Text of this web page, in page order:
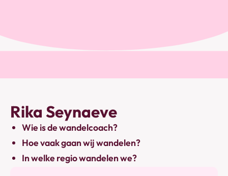
Rika Seynaeve
Wie is de wandelcoach?
Hoe vaak gaan wij wandelen?
In welke regio wandelen we?